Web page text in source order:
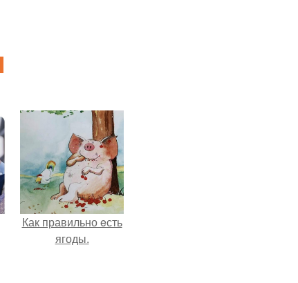
Как правильно eсть
ягоды.